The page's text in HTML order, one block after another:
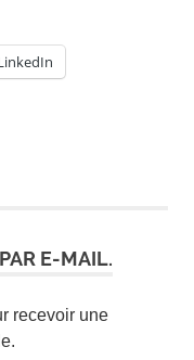
E-MAIL.
recevoir une